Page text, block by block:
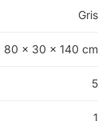
Gris
80 x 30 x 140 cm
5
1